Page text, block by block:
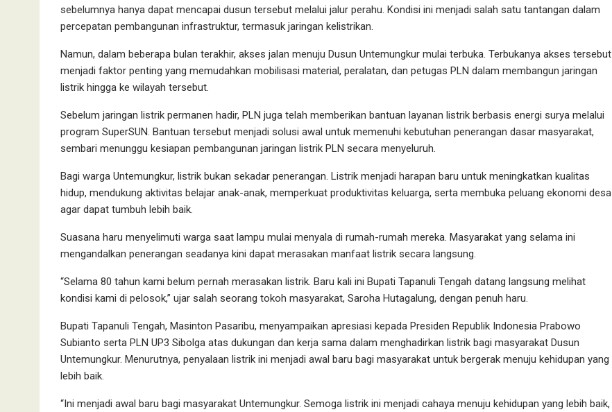
sebelumnya hanya dapat mencapai dusun tersebut melalui jalur perahu. Kondisi ini menjadi salah satu tantangan dalam
percepatan pembangunan infrastruktur, termasuk jaringan kelistrikan.
Namun, dalam beberapa bulan terakhir, akses jalan menuju Dusun Untemungkur mulai terbuka. Terbukanya akses tersebut
menjadi faktor penting yang memudahkan mobilisasi material, peralatan, dan petugas PLN dalam membangun jaringan
listrik hingga ke wilayah tersebut.
Sebelum jaringan listrik permanen hadir, PLN juga telah memberikan bantuan layanan listrik berbasis energi surya melalui
program SuperSUN. Bantuan tersebut menjadi solusi awal untuk memenuhi kebutuhan penerangan dasar masyarakat,
sembari menunggu kesiapan pembangunan jaringan listrik PLN secara menyeluruh.
Bagi warga Untemungkur, listrik bukan sekadar penerangan. Listrik menjadi harapan baru untuk meningkatkan kualitas
hidup, mendukung aktivitas belajar anak-anak, memperkuat produktivitas keluarga, serta membuka peluang ekonomi desa
agar dapat tumbuh lebih baik.
Suasana haru menyelimuti warga saat lampu mulai menyala di rumah-rumah mereka. Masyarakat yang selama ini
mengandalkan penerangan seadanya kini dapat merasakan manfaat listrik secara langsung.
“Selama 80 tahun kami belum pernah merasakan listrik. Baru kali ini Bupati Tapanuli Tengah datang langsung melihat
kondisi kami di pelosok,” ujar salah seorang tokoh masyarakat, Saroha Hutagalung, dengan penuh haru.
Bupati Tapanuli Tengah, Masinton Pasaribu, menyampaikan apresiasi kepada Presiden Republik Indonesia Prabowo
Subianto serta PLN UP3 Sibolga atas dukungan dan kerja sama dalam menghadirkan listrik bagi masyarakat Dusun
Untemungkur. Menurutnya, penyalaan listrik ini menjadi awal baru bagi masyarakat untuk bergerak menuju kehidupan yang
lebih baik.
“Ini menjadi awal baru bagi masyarakat Untemungkur. Semoga listrik ini menjadi cahaya menuju kehidupan yang lebih baik,